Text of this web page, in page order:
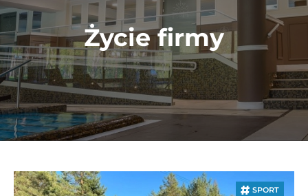
Życie firmy
SPORT